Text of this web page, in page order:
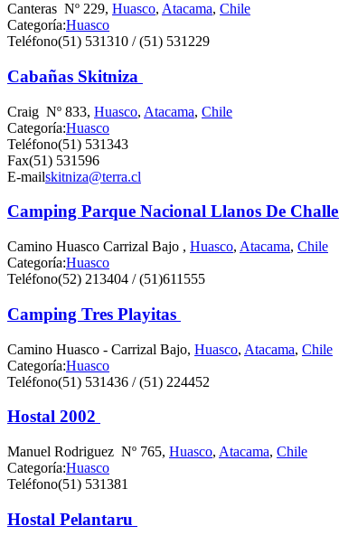
Canteras Nº 229, Huasco, Atacama, Chile
Categoría:Huasco
Teléfono(51) 531310 / (51) 531229
Cabañas Skitniza
Craig Nº 833, Huasco, Atacama, Chile
Categoría:Huasco
Teléfono(51) 531343
Fax(51) 531596
E-mailskitniza@terra.cl
Camping Parque Nacional Llanos De Challe
Camino Huasco Carrizal Bajo , Huasco, Atacama, Chile
Categoría:Huasco
Teléfono(52) 213404 / (51)611555
Camping Tres Playitas
Camino Huasco - Carrizal Bajo, Huasco, Atacama, Chile
Categoría:Huasco
Teléfono(51) 531436 / (51) 224452
Hostal 2002
Manuel Rodriguez Nº 765, Huasco, Atacama, Chile
Categoría:Huasco
Teléfono(51) 531381
Hostal Pelantaru